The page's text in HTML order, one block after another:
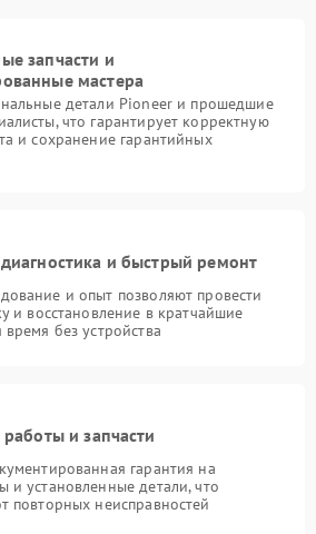
запчасти и
мастера
детали Pioneer и прошедшие
что гарантирует корректную
и сохранение гарантийных
и быстрый ремонт
и опыт позволяют провести
и восстановление в кратчайшие
без устройства
работы и запчасти
гарантия на
и установленные детали, что
повторных неисправностей